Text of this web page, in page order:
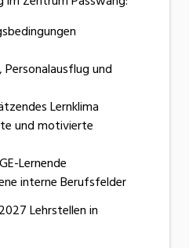
und
Lernklima
und motivierte
Lernende
interne Berufsfelder
Lehrstellen in